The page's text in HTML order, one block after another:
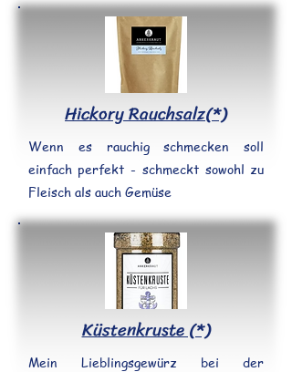
Hickory Rauchsalz(*)
Wenn es rauchig schmecken soll
einfach perfekt - schmeckt sowohl zu
Fleisch als auch Gemüse
Küstenkruste (*)
Mein Lieblingsgewürz bei der